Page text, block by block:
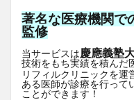
著名な医療機関で
監修
当サービスは慶應義塾
技術をもち実績を積んだ
リフィルクリニックを運
ある医師が診療を行って
ことができます！